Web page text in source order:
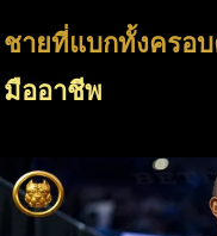
ชายที่แบกทั้งครอบ
มืออาชีพ